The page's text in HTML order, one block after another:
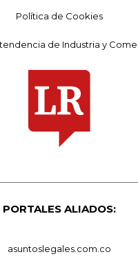
Política de Cookies
de Industria y
PORTALES ALIADOS:
asuntoslegales.com.co